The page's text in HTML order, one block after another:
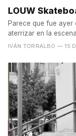
LOUW
Parece que fue ayer
aterrizar en la
años,...
IVÁN TORRALBO — 15